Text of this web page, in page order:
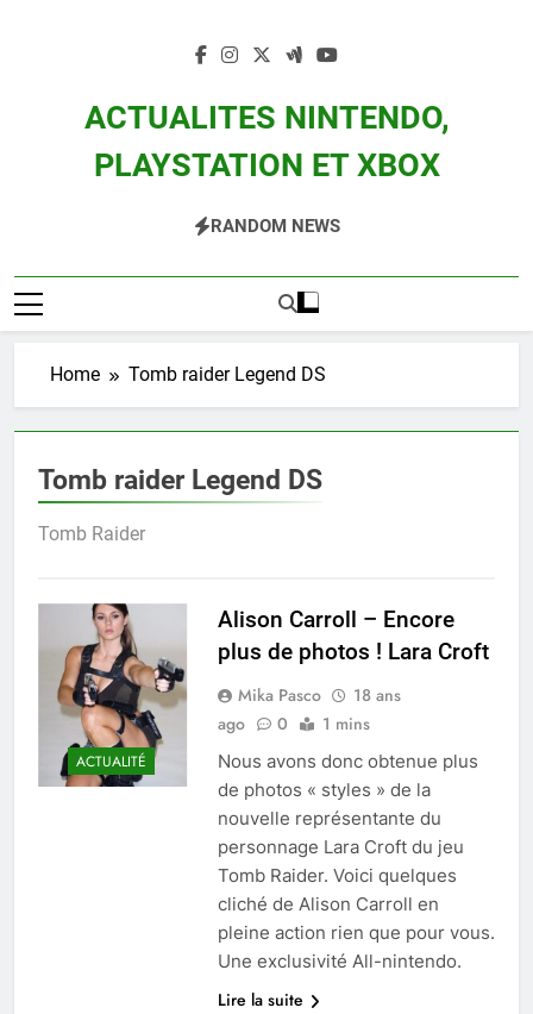
ACTUALITES NINTENDO,
PLAYSTATION ET XBOX
Zelda, Splatoon, Pokemon Entre Autres
RANDOM NEWS
Home Tomb raider Legend DS
Tomb raider Legend DS
Tomb Raider
ACTUALITÉ
Alison Carroll – Encore
plus de photos ! Lara Croft
Mika Pasco
18 ans
ago
0 1 mins
Nous avons donc obtenue plus
de photos « styles » de la
nouvelle représentante du
personnage Lara Croft du jeu
Tomb Raider. Voici quelques
cliché de Alison Carroll en
pleine action rien que pour vous.
Une exclusivité All-nintendo.
Lire la suite